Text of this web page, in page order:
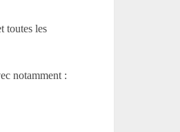
toutes les
notamment :